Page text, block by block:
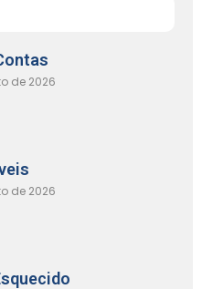
de 2026
de 2026